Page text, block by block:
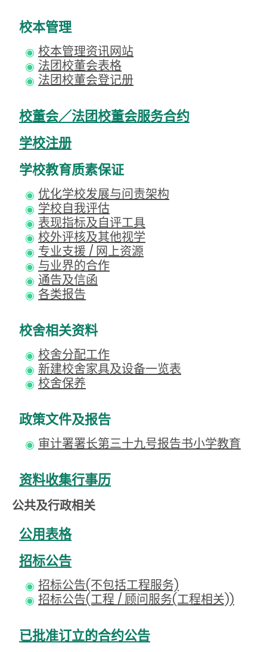
校本管理
校本管理资讯网站
法团校董会表格
法团校董会登记册
校董会／法团校董会服务合约
学校注册
学校教育质素保证
优化学校发展与问责架构
学校自我评估
表现指标及自评工具
校外评核及其他视学
专业支援 / 网上资源
与业界的合作
通告及信函
各类报告
校舍相关资料
校舍分配工作
新建校舍家具及设备一览表
校舍保养
政策文件及报告
审计署署长第三十九号报告书小学教育
资料收集行事历
公共及行政相关
公用表格
招标公告
招标公告(不包括工程服务)
招标公告(工程 / 顾问服务(工程相关))
已批准订立的合约公告